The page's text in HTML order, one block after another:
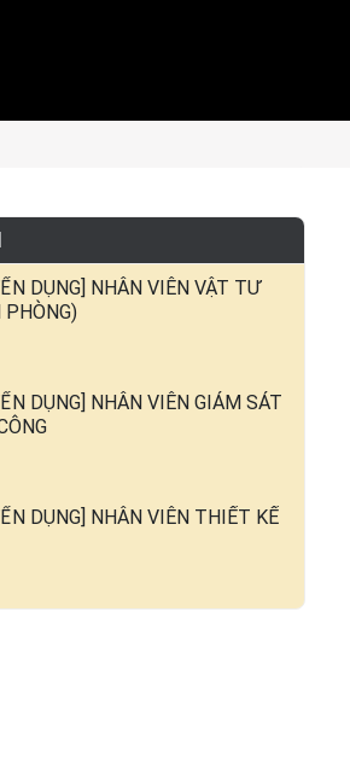
DỤNG] NHÂN VIÊN VẬT TƯ
PHÒNG)
DỤNG] NHÂN VIÊN GIÁM SÁT
DỤNG] NHÂN VIÊN THIẾT KẾ